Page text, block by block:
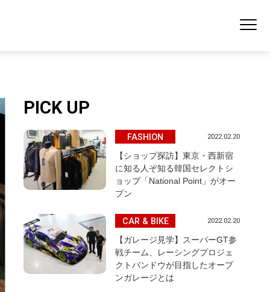
PICK UP
FASHION 2022.02.20
【ショップ探訪】東京・西新宿
に知る人ぞ知る韓国セレクトシ
ョップ「National Point」がオー
プン
CAR & BIKE 2022.02.20
【ガレージ見学】スーパーGT参
戦チーム、レーシングプロジェ
クトバンドウが目指したオープ
ンガレージとは